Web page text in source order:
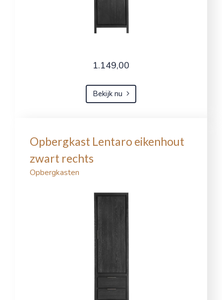
1.149,00
Bekijk nu
Opbergkast Lentaro eikenhout
zwart rechts
Opbergkasten